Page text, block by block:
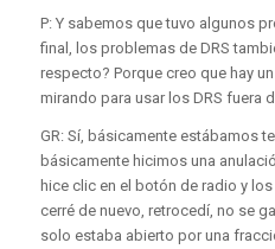
P: Y sabemos que tuvo algunos
final, los problemas de DRS
respecto? Porque creo que hay
mirando para usar los DRS fuera
GR: Sí, básicamente estábamos
básicamente hicimos una
hice clic en el botón de radio y
cerré de nuevo, retrocedí, no se
solo estaba abierto por una